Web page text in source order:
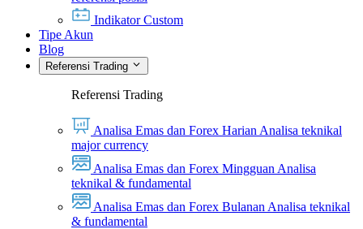
Indikator Custom
Tipe Akun
Blog
Referensi Trading
Referensi Trading
Analisa Emas dan Forex Harian Analisa teknikal
major currency
Analisa Emas dan Forex Mingguan Analisa
teknikal & fundamental
Analisa Emas dan Forex Bulanan Analisa teknikal
& fundamental